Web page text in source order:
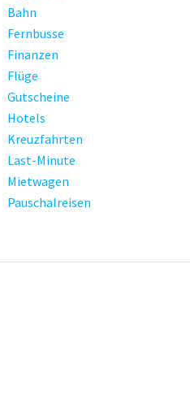
Bahn
Fernbusse
Finanzen
Flüge
Gutscheine
Hotels
Kreuzfahrten
Last-Minute
Mietwagen
Pauschalreisen